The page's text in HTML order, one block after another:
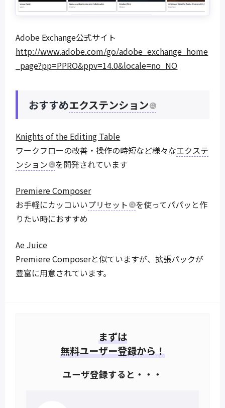
Adobe Exchange公式サイト
http://www.adobe.com/go/adobe_exchange_home
_page?pp=PPRO&ppv=14.0&locale=no_NO
おすすめエクステンション
Knights of the Editing Table
ワークフローの改善・操作の時短など様々なエクステ
ンション
を開発されています
Premiere Composer
お手軽にカッコいいプリセット
を使ってパパッと作
りたい時におすすめ
Ae Juice
Premiere Composerと似ていますが、拡張パックが
豊富に用意されています。
まずは
無料ユーザー登録から！
ユーザ登録すると・・・